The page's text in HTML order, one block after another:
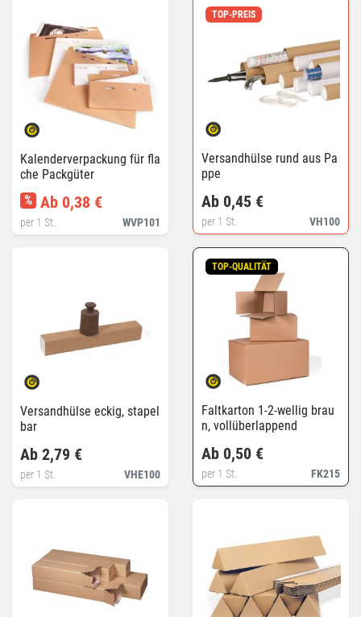
Kalenderverpackung für fla
che Packgüter
WVP101
% Ab 0,38 €
per 1 St.
TOP-PREIS
Versandhülse rund aus Pa
ppe
VH100
Ab 0,45 €
per 1 St.
Versandhülse eckig, stapel
bar
VHE100
Ab 2,79 €
per 1 St.
TOP-QUALITÄT
Faltkarton 1-2-wellig brau
n, vollüberlappend
FK215
Ab 0,50 €
per 1 St.